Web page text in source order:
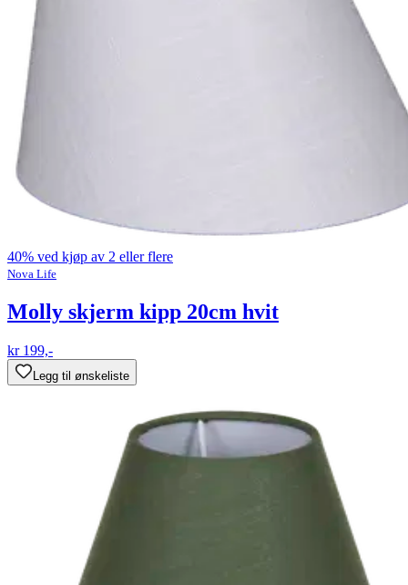
40% ved kjøp av 2 eller flere
Nova Life
Molly skjerm kipp 20cm hvit
kr 199,-
Legg til ønskeliste